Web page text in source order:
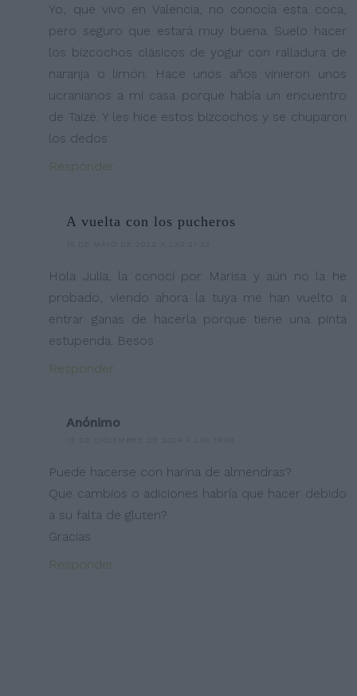
Yo, que vivo en Valencia, no conocía esta coca,
pero seguro que estará muy buena. Suelo hacer
los bizcochos clásicos de yogur con ralladura de
naranja o limón. Hace unos años vinieron unos
ucranianos a mi casa porque había un encuentro
de Taizé. Y les hice estos bizcochos y se chuparon
los dedos
Responder
A vuelta con los pucheros
Hola Julia, la conocí por Marisa y aún no la he
probado, viendo ahora la tuya me han vuelto a
entrar ganas de hacerla porque tiene una pinta
estupenda. Besos
Responder
Anónimo
Puede hacerse con harina de almendras?
Que cambios o adiciones habría que hacer debido
a su falta de gluten?
Gracias
Responder